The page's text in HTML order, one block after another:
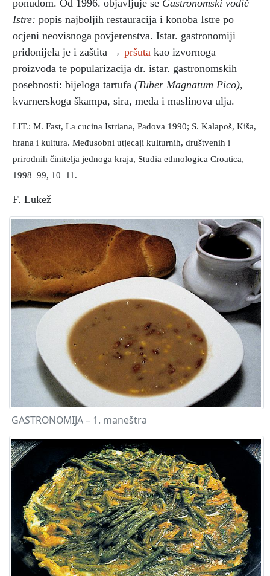
ponudom. Od 1996. objavljuje se Gastronomski vodič
Istre: popis najboljih restauracija i konoba Istre po
ocjeni neovisnoga povjerenstva. Istar. gastronomiji
pridonijela je i zaštita → pršuta kao izvornoga
proizvoda te popularizacija dr. istar. gastronomskih
posebnosti: bijeloga tartufa (Tuber Magnatum Pico),
kvarnerskoga škampa, sira, meda i maslinova ulja.
LIT.: M. Fast, La cucina Istriana, Padova 1990; S. Kalapoš, Kiša,
hrana i kultura. Međusobni utjecaji kulturnih, društvenih i
prirodnih činitelja jednoga kraja, Studia ethnologica Croatica,
1998–99, 10–11.
F. Lukež
GASTRONOMIJA – 1. maneštra